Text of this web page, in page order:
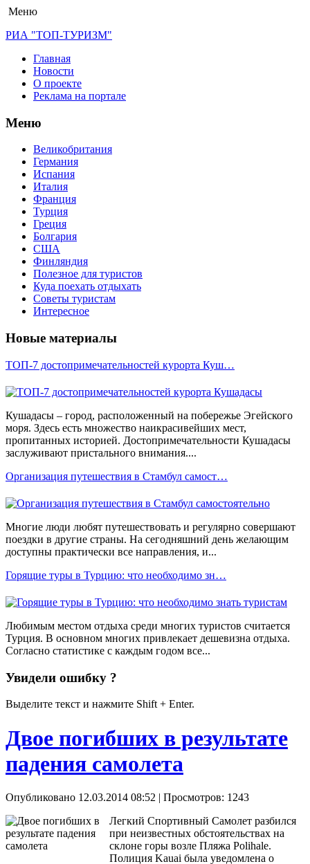
Меню
РИА "ТОП-ТУРИЗМ"
Главная
Новости
О проекте
Реклама на портале
Меню
Великобритания
Германия
Испания
Италия
Франция
Турция
Греция
Болгария
США
Финляндия
Полезное для туристов
Куда поехать отдыхать
Советы туристам
Интересное
Новые материалы
ТОП-7 достопримечательностей курорта Куш…
Кушадасы – город, расположенный на побережье Эгейского
моря. Здесь есть множество наикрасивейших мест,
пропитанных историей. Достопримечательности Кушадасы
заслуживают пристального внимания....
Организация путешествия в Стамбул самост…
Многие люди любят путешествовать и регулярно совершают
поездки в другие страны. На сегодняшний день желающим
доступны практически все направления, и...
Горящие туры в Турцию: что необходимо зн…
Любимым местом отдыха среди многих туристов считается
Турция. В основном многих привлекает дешевизна отдыха.
Согласно статистике с каждым годом все...
Увидели ошибку ?
Выделите текст и нажмите Shift + Enter.
Двое погибших в результате
падения самолета
Опубликовано 12.03.2014 08:52 | Просмотров: 1243
Легкий Спортивный Самолет разбился
при неизвестных обстоятельствах на
склоне горы возле Пляжа Polihale.
Полиция Kauai была уведомлена о